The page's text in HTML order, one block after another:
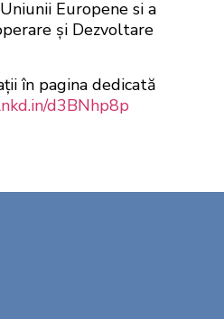
Europene si a
și Dezvoltare
în pagina dedicată
d3BNhp8p